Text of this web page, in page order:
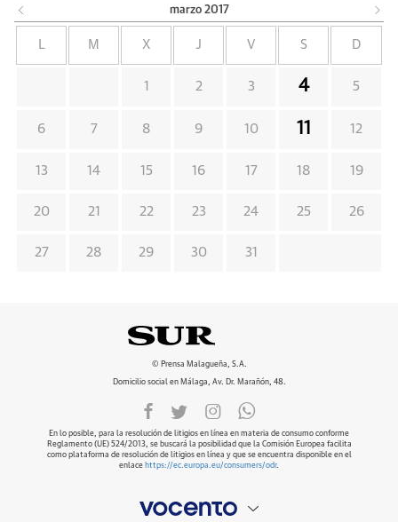
marzo 2017
L M X J V S D
1 2 3 4 5
6 7 8 9 10 11 12
13 14 15 16 17 18 19
20 21 22 23 24 25 26
27 28 29 30 31
© Prensa Malagueña, S.A.
Domicilio social en Málaga, Av. Dr. Marañón, 48.
En lo posible, para la resolución de litigios en línea en materia de consumo conforme
Reglamento (UE) 524/2013, se buscará la posibilidad que la Comisión Europea facilita
como plataforma de resolución de litigios en línea y que se encuentra disponible en el
enlace https://ec.europa.eu/consumers/odr.